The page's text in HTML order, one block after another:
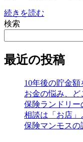
続きを読む
検索
最近の投稿
10年後の貯金
お金の悩み、ど
保険ランドリ
相談は「お店」
保険マンモスの